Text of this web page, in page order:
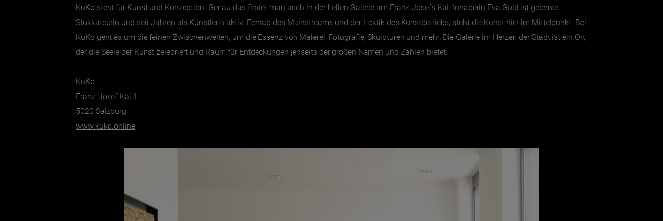
KuKo steht für Kunst und Konzeption. Genau das findet man auch in der hellen Galerie am Franz-Josefs-Kai. Inhaberin Eva Gold ist gelernte
Stukkateurin und seit Jahren als Künstlerin aktiv. Fernab des Mainstreams und der Hektik des Kunstbetriebs, steht die Kunst hier im Mittelpunkt. Bei
KuKo geht es um die feinen Zwischenwelten, um die Essenz von Malerei, Fotografie, Skulpturen und mehr. Die Galerie im Herzen der Stadt ist ein Ort,
der die Seele der Kunst zelebriert und Raum für Entdeckungen jenseits der großen Namen und Zahlen bietet.
KuKo
Franz-Josef-Kai 1
5020 Salzburg
www.kuko.online